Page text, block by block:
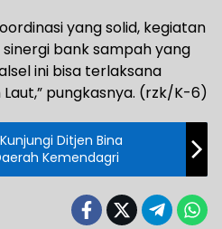
yang solid, kegiatan
bank sampah yang
ini bisa terlaksana
pungkasnya. (rzk/K-6)
Ditjen Bina
Kemendagri